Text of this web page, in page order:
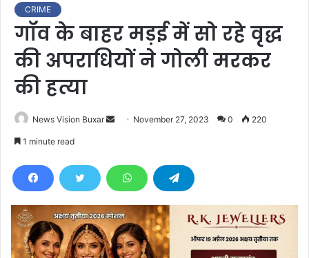
CRIME
गॉव के बाहर मड़ई में सो रहे वृद्ध
की अपराधियों ने गोली मरकर
की हत्या
News Vision Buxar
d
e
m
a
November 27, 2023 0 220
1 minute read